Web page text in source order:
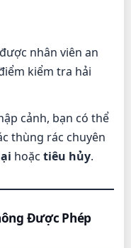
nhân viên an
kiểm tra hải
cảnh, bạn có thể
thùng rác chuyên
hoặc tiêu hủy.
Được Phép